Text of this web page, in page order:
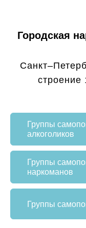
Городская
строение
Группы
алкоголиков
Группы
наркоманов
Группы